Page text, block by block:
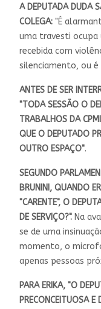
A DEPUTADA DUDA
COLEGA: "É
uma travesti ocupa
recebida com
silenciamento, ou é
ANTES DE SER
"TODA SESSÃO O
TRABALHOS DA
QUE O DEPUTADO
OUTRO ESPAÇO".
SEGUNDO
BRUNINI, QUANDO
"CARENTE", O
DE SERVIÇO?". Na
se de uma
momento, o
apenas pessoas
PARA ERIKA, "O
PRECONCEITUOSA E